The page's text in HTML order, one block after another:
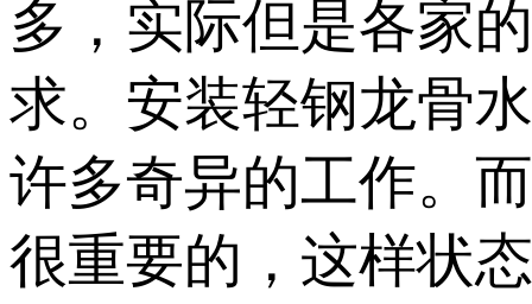
多，实际但是各家
求。安装轻钢龙骨
许多奇异的工作。
很重要的，这样状